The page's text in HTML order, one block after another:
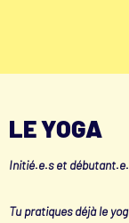
LE YOGA
Initié.e.s et
Tu pratiques déjà le